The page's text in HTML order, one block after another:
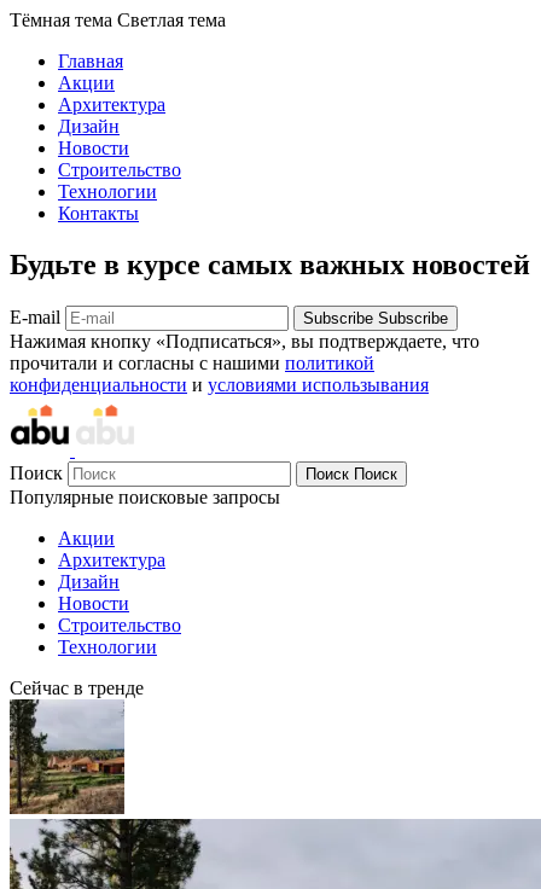
Тёмная тема Светлая тема
Главная
Акции
Архитектура
Дизайн
Новости
Строительство
Технологии
Контакты
Будьте в курсе самых важных новостей
E-mail Subscribe Subscribe
Нажимая кнопку «Подписаться», вы подтверждаете, что
прочитали и согласны с нашими политикой
конфиденциальности и условиями использывания
Поиск Поиск Поиск
Популярные поисковые запросы
Акции
Архитектура
Дизайн
Новости
Строительство
Технологии
Сейчас в тренде